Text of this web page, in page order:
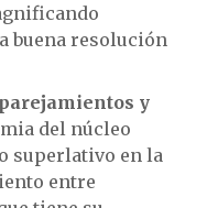
buena resolución
y
del núcleo
superlativo en la
entre